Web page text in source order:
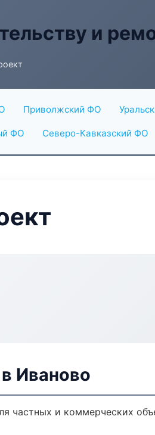
и
Приволжский ФО
ФО Северо-Кавказский ФО
Иваново
частных и коммерческих